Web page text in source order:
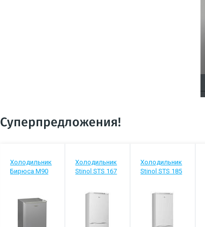
Суперпредложения!
Холодильник
Бирюса М90
Холодильник
Stinol STS 167
Холодильник
Stinol STS 185